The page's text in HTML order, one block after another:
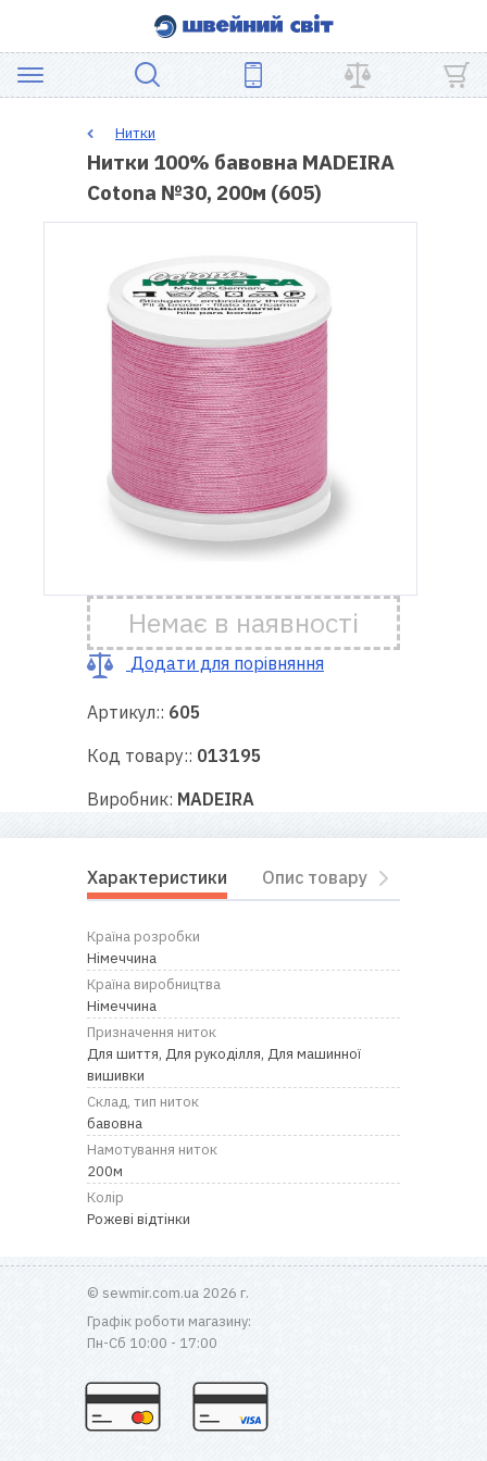
ШВЕЙНЕ
ОБЛАДНАННЯ
АКСЕСУАРИ
Гарантія
Ремонт
швейної
Корисні
поради
Контакти
нас
Нитки
Нитки 100% бавовна MADEIRA
Cotona №30, 200м (605)
Немає в наявності
Додати для порівняння
Артикул:: 605
Код товару:: 013195
Виробник: MADEIRA
Характеристики Опис товару
Країна розробки
Німеччина
Країна виробництва
Німеччина
Призначення ниток
Для шиття, Для рукоділля, Для машинної
вишивки
Склад, тип ниток
бавовна
Намотування ниток
200м
Колір
Рожеві відтінки
© sewmir.com.ua 2026 г.
Графік роботи магазину:
Пн-Сб 10:00 - 17:00